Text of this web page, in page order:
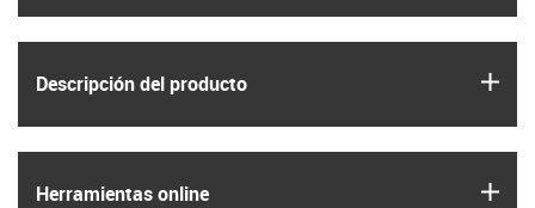
Descripción del producto
Herramientas online